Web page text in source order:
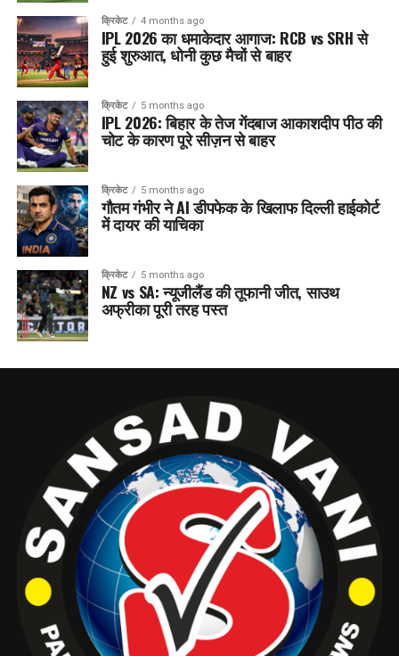
क्रिकेट 4 months ago
IPL 2026 का धमाकेदार आगाज: RCB vs SRH से
हुई शुरुआत, धोनी कुछ मैचों से बाहर
क्रिकेट 5 months ago
IPL 2026: बिहार के तेज गेंदबाज आकाशदीप पीठ की
चोट के कारण पूरे सीज़न से बाहर
क्रिकेट 5 months ago
गौतम गंभीर ने AI डीपफेक के खिलाफ दिल्ली हाईकोर्ट
में दायर की याचिका
क्रिकेट 5 months ago
NZ vs SA: न्यूजीलैंड की तूफानी जीत, साउथ
अफ्रीका पूरी तरह पस्त